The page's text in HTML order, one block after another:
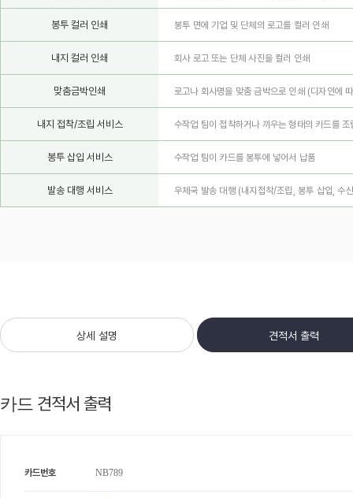
봉투 컬러 인쇄 봉투 면에 기업 및 단체의 로고를 컬러 인쇄
내지 컬러 인쇄 회사 로고 또는 단체 사진을 컬러 인쇄
맞춤금박인쇄 로고나 회사명을 맞춤 금박으로 인쇄 (디자인에
내지 접착/조립 서비스 수작업 팀이 접착하거나 끼우는 형태의 카드를 조
봉투 삽입 서비스 수작업 팀이 카드를 봉투에 넣어서 납품
발송 대행 서비스 우체국 발송 대행 (내지접착/조립, 봉투 삽입, 수
상세 설명 견적서 출력
카드 견적서 출력
카드번호 NB789